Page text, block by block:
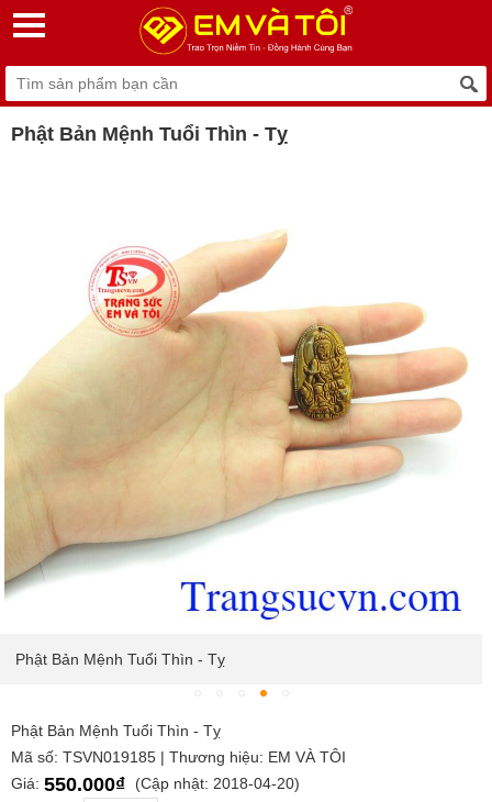
Phật Bản Mệnh Tuổi Thìn - Tỵ
Phật Bản Mệnh Tuổi Thìn - Tỵ
Phật Bản Mệnh Tuổi Thìn - Tỵ
Mã số: TSVN019185 | Thương hiệu: EM VÀ TÔI
Giá: 550.000₫
(Cập nhật: 2018-04-20)